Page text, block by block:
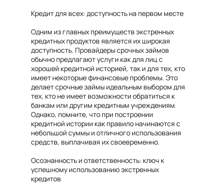
Кредит для всех: доступность на первом месте
Одним из главных преимуществ экстренных
кредитных продуктов является их широкая
доступность. Провайдеры срочных займов
обычно предлагают услуги как для лиц с
хорошей кредитной историей, так и для тех, кто
имеет некоторые финансовые проблемы. Это
делает срочные займы идеальным выбором для
тех, кто не имеет возможности обратиться к
банкам или другим кредитным учреждениям.
Однако, помните, что при построении
кредитной истории как правило начинаются с
небольшой суммы и отличного использования
средств, выплачивая их своевременно.
Осознанность и ответственность: ключ к
успешному использованию экстренных
кредитов